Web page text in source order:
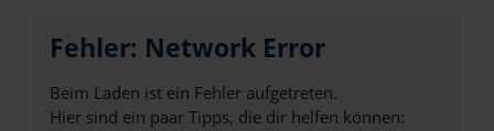
Fehler: Network Error
Beim Laden ist ein Fehler aufgetreten.
Hier sind ein paar Tipps, die dir helfen können: